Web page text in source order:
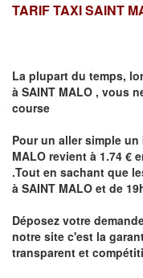
TARIF TAXI SAINT
La plupart du temps,
à SAINT MALO , vous
course
Pour un aller simple
MALO revient à 1.74 €
.Tout en sachant que
à SAINT MALO et de
Déposez votre
notre site c'est la
transparent et